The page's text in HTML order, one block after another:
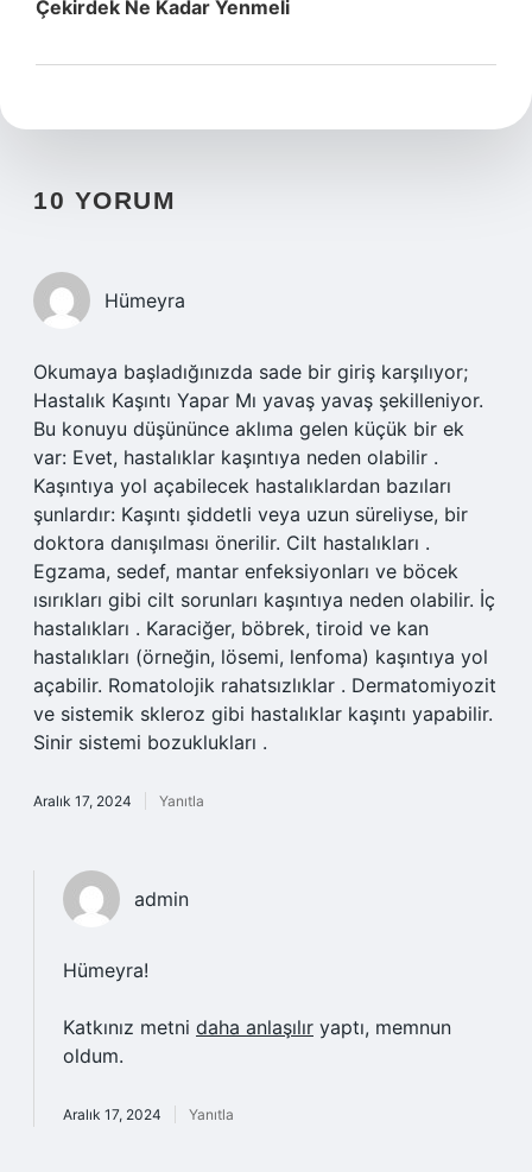
Çekirdek Ne Kadar Yenmeli
10 YORUM
Hümeyra
Okumaya başladığınızda sade bir giriş karşılıyor;
Hastalık Kaşıntı Yapar Mı yavaş yavaş şekilleniyor.
Bu konuyu düşününce aklıma gelen küçük bir ek
var: Evet, hastalıklar kaşıntıya neden olabilir .
Kaşıntıya yol açabilecek hastalıklardan bazıları
şunlardır: Kaşıntı şiddetli veya uzun süreliyse, bir
doktora danışılması önerilir. Cilt hastalıkları .
Egzama, sedef, mantar enfeksiyonları ve böcek
ısırıkları gibi cilt sorunları kaşıntıya neden olabilir. İç
hastalıkları . Karaciğer, böbrek, tiroid ve kan
hastalıkları (örneğin, lösemi, lenfoma) kaşıntıya yol
açabilir. Romatolojik rahatsızlıklar . Dermatomiyozit
ve sistemik skleroz gibi hastalıklar kaşıntı yapabilir.
Sinir sistemi bozuklukları .
Aralık 17, 2024 Yanıtla
admin
Hümeyra!
Katkınız metni daha anlaşılır yaptı, memnun
oldum.
Aralık 17, 2024 Yanıtla